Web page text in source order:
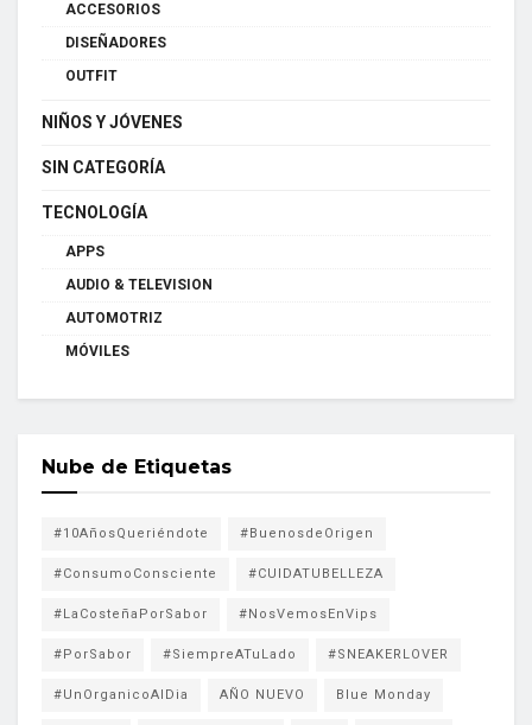
ACCESORIOS
DISEÑADORES
OUTFIT
NIÑOS Y JÓVENES
SIN CATEGORÍA
TECNOLOGÍA
APPS
AUDIO & TELEVISION
AUTOMOTRIZ
MÓVILES
Nube de Etiquetas
#10AñosQueriéndote #BuenosdeOrigen
#ConsumoConsciente #CUIDATUBELLEZA
#LaCosteñaPorSabor #NosVemosEnVips
#PorSabor #SiempreATuLado #SNEAKERLOVER
#UnOrganicoAlDia AÑO NUEVO Blue Monday